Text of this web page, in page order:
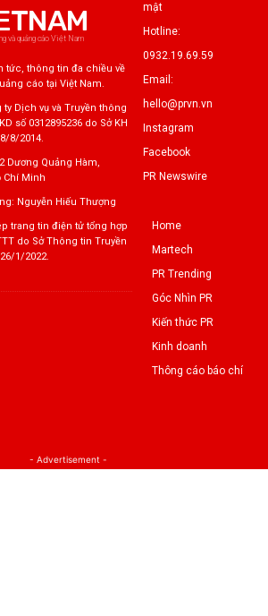
và quảng cáo Việt Nam
tức, thông tin đa chiều về
cáo tại Việt Nam.
Dịch vụ và Truyền thông
số 0312895236 do Sở KH
8/2014.
Dương Quảng Hàm,
Chí Minh
Nguyễn Hiếu Thượng
trang tin điện tử tổng hợp
do Sở Thông tin Truyền
1/2022.
mật
Hotline:
0932.19.69.59
Email:
hello@prvn.vn
Instagram
Facebook
PR Newswire
Home
Martech
PR Trending
Góc Nhìn PR
Kiến thức PR
Kinh doanh
Thông cáo báo chí
- Advertisement -